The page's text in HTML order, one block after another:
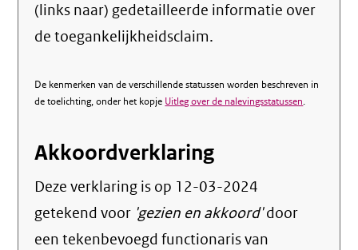
(links naar) gedetailleerde informatie over
de toegankelijkheidsclaim.
De kenmerken van de verschillende statussen worden beschreven in
de toelichting, onder het kopje Uitleg over de nalevingsstatussen.
Akkoordverklaring
Deze verklaring is op 12-03-2024
getekend voor 'gezien en akkoord'door
een tekenbevoegd functionaris van